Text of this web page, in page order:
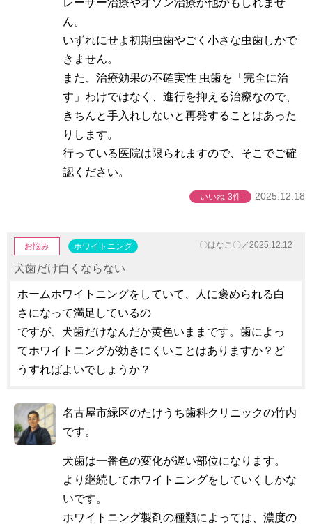
レーザー治療やオゾン治療か他かもしれませ
ん。
いずれにせよ初期虫歯やごく小さな虫歯しかで
きません。
また、治療効果の不確実性 虫歯を「完全に治
す」わけではなく、進行を抑える治療なので、
きちんと手入れしないと再発することはあった
りします。
行っている医院は限られますので、そこでご確
認ください。
いいね 3件 2025.12.18
〇はなこ〇／2025.12.12
お悩み ホワイトニング
犬歯だけ白くならない
ホームホワイトニングをしていて、人に褒められる白
さになって満足しているの
ですが、犬歯だけなんだか黄色いままです。歯によっ
てホワイトニングが効きにくいことはありますか？ど
うすればよいでしょうか？
名古屋市緑区のたけうち歯科クリニックの竹内
です。
犬歯は一番色の変化が遅い部位になります。
より継続してホワイトニングをしていくしかな
いです。
ホワイトニング製剤の種類によっては、濃度の